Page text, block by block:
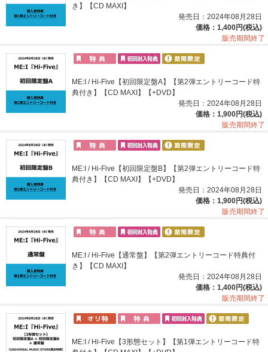
き】【CD MAXI】
発売日：2024年08月28日
価格：1,400円(税込)
販売期間終了
ME:I / Hi-Five【初回限定盤A】【第2弾エントリーコード特
典付き】【CD MAXI】【+DVD】
発売日：2024年08月28日
価格：1,900円(税込)
販売期間終了
ME:I / Hi-Five【初回限定盤B】【第2弾エントリーコード特
典付き】【CD MAXI】【+DVD】
発売日：2024年08月28日
価格：1,900円(税込)
販売期間終了
ME:I / Hi-Five【通常盤】【第2弾エントリーコード特典付
き】【CD MAXI】
発売日：2024年08月28日
価格：1,400円(税込)
販売期間終了
ME:I / Hi-Five【3形態セット】【第1弾エントリーコード特